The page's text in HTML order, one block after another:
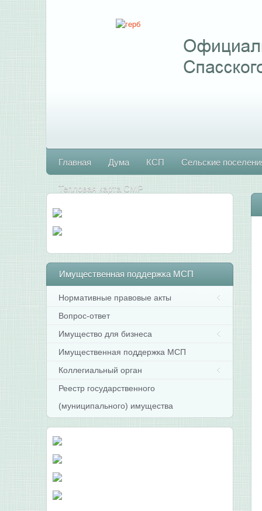
Главная Дума КСП Сельские
Тепловая карта СМР
Имущественная поддержка МСП
Нормативные правовые акты
Вопрос-ответ
Имущество для бизнеса
Имущественная поддержка МСП
Коллегиальный орган
Реестр государственного
(муниципального) имущества